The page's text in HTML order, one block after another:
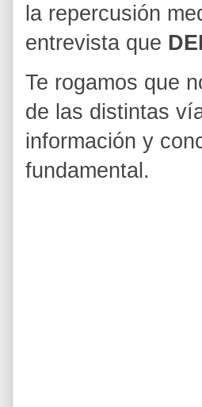
la repercusión
entrevista que
Te rogamos que
de las distintas
información y
fundamental.